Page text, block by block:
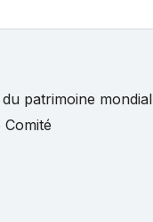
patrimoine mondial